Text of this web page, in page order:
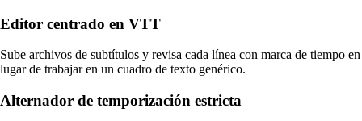
Editor centrado en VTT
Sube archivos de subtítulos y revisa cada línea con marca de tiempo en
lugar de trabajar en un cuadro de texto genérico.
Alternador de temporización estricta